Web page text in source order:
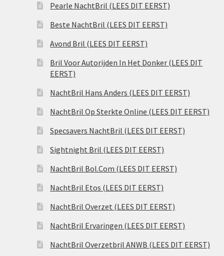
Pearle NachtBril (LEES DIT EERST)
Beste NachtBril (LEES DIT EERST)
Avond Bril (LEES DIT EERST)
Bril Voor Autorijden In Het Donker (LEES DIT
EERST)
NachtBril Hans Anders (LEES DIT EERST)
NachtBril Op Sterkte Online (LEES DIT EERST)
Specsavers NachtBril (LEES DIT EERST)
Sightnight Bril (LEES DIT EERST)
NachtBril Bol.Com (LEES DIT EERST)
NachtBril Etos (LEES DIT EERST)
NachtBril Overzet (LEES DIT EERST)
NachtBril Ervaringen (LEES DIT EERST)
NachtBril Overzetbril ANWB (LEES DIT EERST)